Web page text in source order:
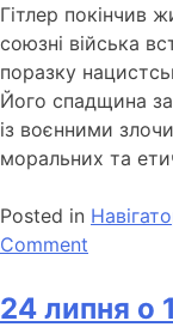
Гітлер покінчив
союзні війська
поразку
Його спадщина
із воєнними
моральних та
Posted in
Comment
24 липня о